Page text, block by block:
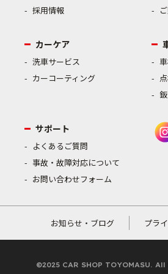
採用情報
カーケア
洗車サービス
カーコーティング
サポート
よくあるご質問
事故・故障対応について
お問い合わせフォーム
お知らせ・ブログ プラ
©2025 CAR SHOP TOYOMASU.